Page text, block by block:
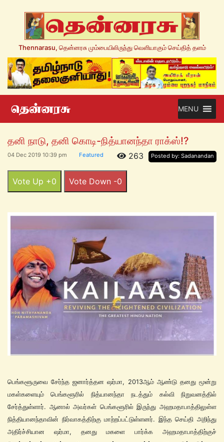
Thennarasu, தென்னரசு மும்பையிலிருந்து வெளியாகும் செய்தித் தளம்
MENU
தனி நாடு, தனி கொடி-நித்யானந்தா ராக்ஸ்!?
04 Dec 2019 10:39 pm Featured Posted by: Sadanandan
263
Vote Up +0 Vote Down -0
பெங்களூருவை சேர்ந்த ஜனார்த்தன ஷர்மா, 2013ஆம் ஆண்டு தனது மூன்று
மகள்களையும் பெங்களூரில் நித்யானந்தா நடத்தும் கல்வி நிறுவனத்தில்
சேர்த்துள்ளார். ஆனால் அவர்கள் பெங்களூரில் இருந்து அஹமதாபாத்திலுள்ள
நித்தியானந்தாவின் நிர்வாகத்திற்கு மாற்றப்பட்டுள்ளனர். இந்த செய்தி அறிந்து
அதிர்ச்சியான ஷர்மா, தனது மகளை பார்க்க அஹமதாபாத்திற்குச்